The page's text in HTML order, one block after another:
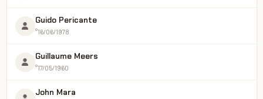
Guido Pericante
°16/06/1978
Guillaume Meers
°17/05/1960
John Mara